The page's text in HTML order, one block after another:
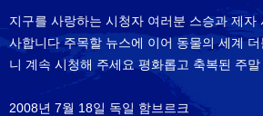
지구를 사랑하는 시청자 여러분 스승과 제자
사합니다 주목할 뉴스에 이어 동물의 세계
니 계속 시청해 주세요 평화롭고 축복된 주
2008년 7월 18일 독일 함브르크